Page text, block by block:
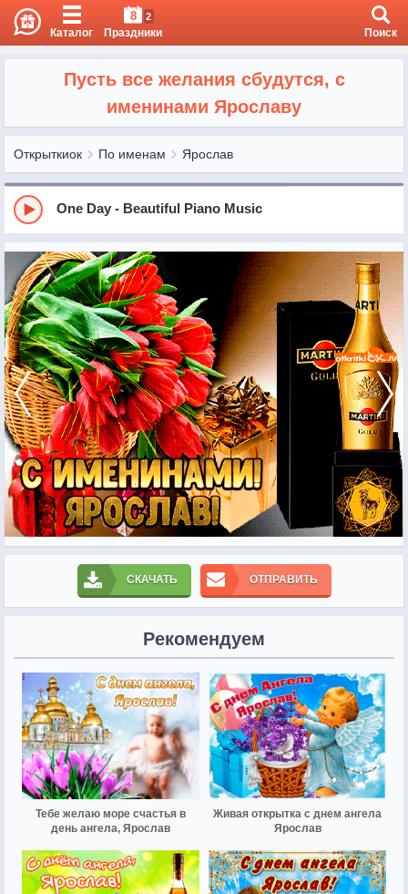
Каталог
8 2
Праздники Поиск
Пусть все желания сбудутся, с
именинами Ярославу
Открыткиок По именам Ярослав
One Day - Beautiful Piano Music
СКАЧАТЬ ОТПРАВИТЬ
Рекомендуем
Тебе желаю море счастья в
день ангела, Ярослав
Живая открытка с днем ангела
Ярослав